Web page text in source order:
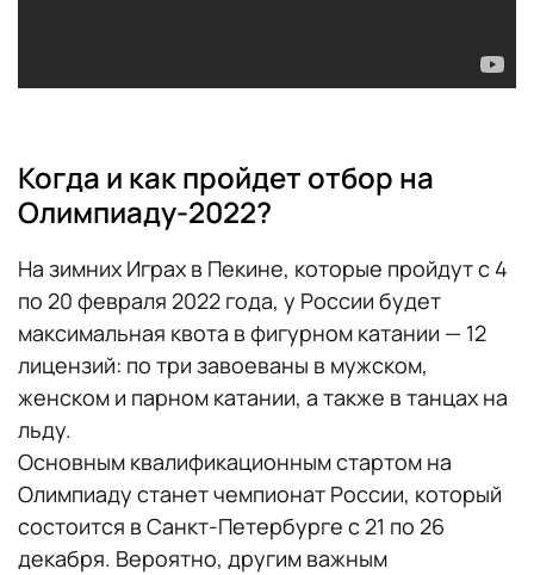
7. Йенни Сааринен (Финляндия) — 67,05
9. Виктория Сафонова (Белоруссия) —
64,26
10. Эмбер Гленн (США) — 60,76
11. Николь Шотт (Германия) — 60,25
12. Маделин Скиза (Канада) — 59,29
Когда и как пройдет отбор на
Олимпиаду-2022?
На зимних Играх в Пекине, которые пройдут с 4
по 20 февраля 2022 года, у России будет
максимальная квота в фигурном катании — 12
лицензий: по три завоеваны в мужском,
женском и парном катании, а также в танцах на
льду.
Основным квалификационным стартом на
Олимпиаду станет чемпионат России, который
состоится в Санкт-Петербурге с 21 по 26
декабря. Вероятно, другим важным